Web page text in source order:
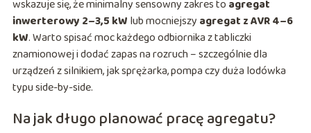
wskazuje się, że minimalny sensowny zakres to agregat
inwerterowy 2–3,5 kW lub mocniejszy agregat z AVR 4–6
kW. Warto spisać moc każdego odbiornika z tabliczki
znamionowej i dodać zapas na rozruch – szczególnie dla
urządzeń z silnikiem, jak sprężarka, pompa czy duża lodówka
typu side-by-side.
Na jak długo planować pracę agregatu?